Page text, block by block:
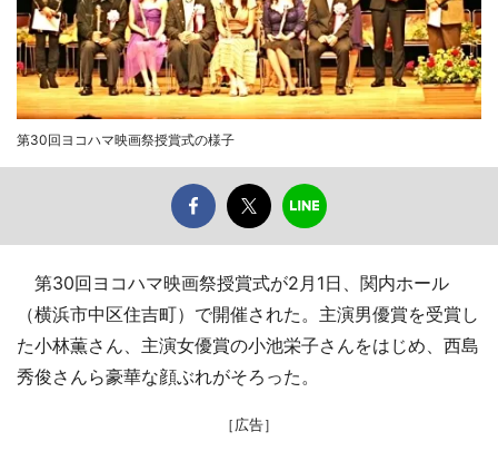
第30回ヨコハマ映画祭授賞式の様子
第30回ヨコハマ映画祭授賞式が2月1日、関内ホール
（横浜市中区住吉町）で開催された。主演男優賞を受賞し
た小林薫さん、主演女優賞の小池栄子さんをはじめ、西島
秀俊さんら豪華な顔ぶれがそろった。
［広告］